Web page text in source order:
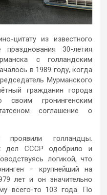
цитату из известного
30-летия
с голландским
в 1989 году, когда
Мурманского
гражданин города
своим гронингенским
соглашение о
проявили голландцы.
дел СССР одобрило и
логикой, что
– крупнейший на
лет и он значительно
всего-то 103 года. По